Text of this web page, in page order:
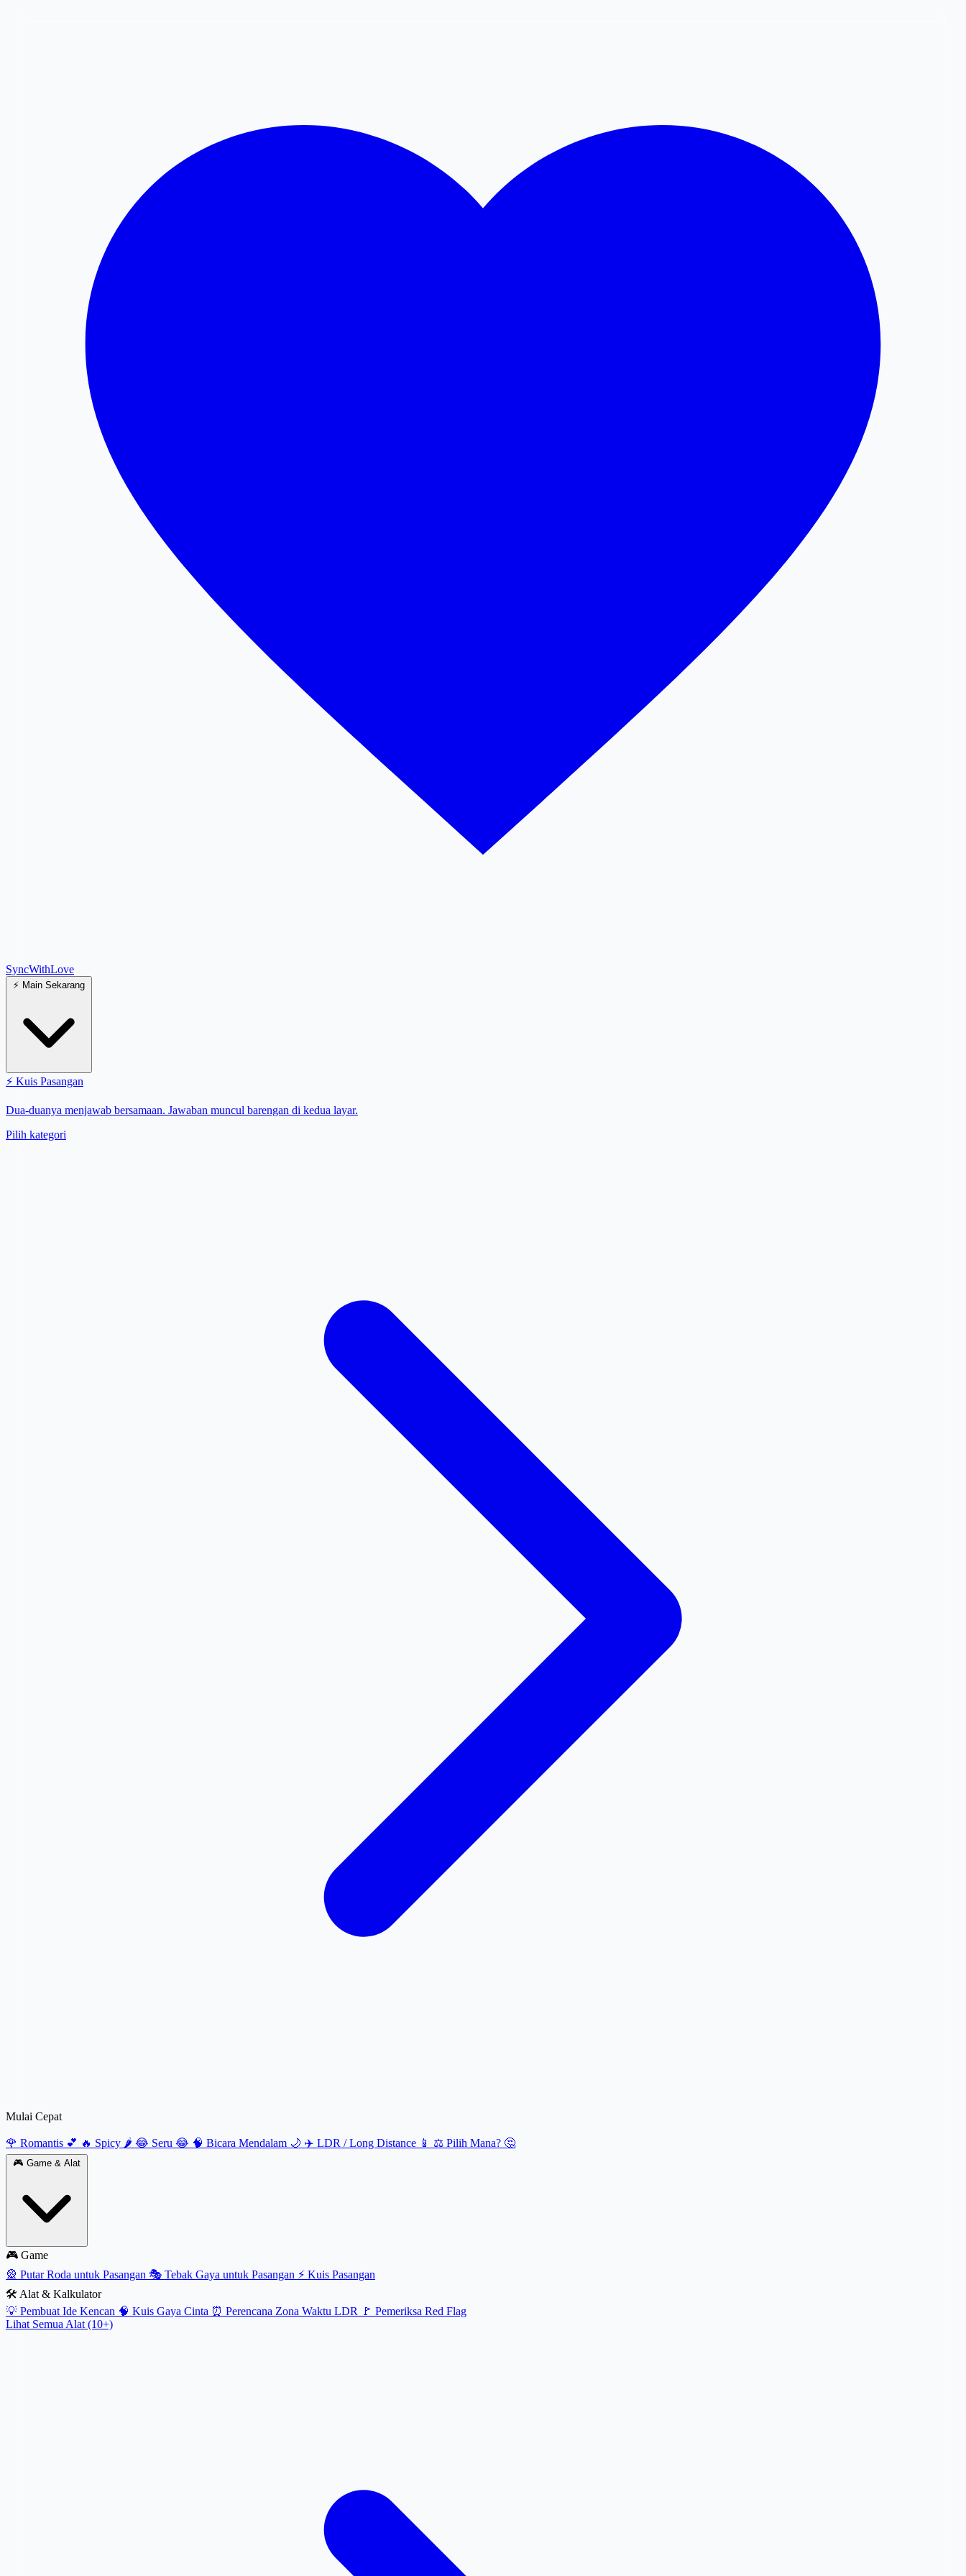
SyncWithLove
⚡ Main Sekarang
⚡ Kuis Pasangan
Dua-duanya menjawab bersamaan. Jawaban muncul barengan di kedua layar.
Pilih kategori
Mulai Cepat
🌹 Romantis 💕 🔥 Spicy 🌶️ 😂 Seru 😂 🧠 Bicara Mendalam 🌙 ✈️ LDR / Long Distance 📱 ⚖️ Pilih Mana? 🤔
🎮 Game & Alat
🎮 Game
🎡 Putar Roda untuk Pasangan 🎭 Tebak Gaya untuk Pasangan ⚡ Kuis Pasangan
🛠️ Alat & Kalkulator
💡 Pembuat Ide Kencan 🧠 Kuis Gaya Cinta ⏰ Perencana Zona Waktu LDR 🚩 Pemeriksa Red Flag
Lihat Semua Alat (10+)